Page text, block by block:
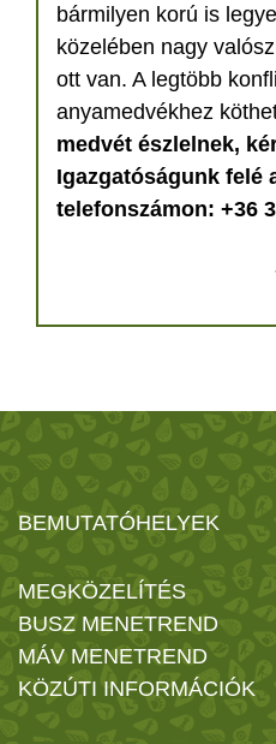
bármilyen korú is
közelében nagy
ott van. A legtöbb
anyamedvékhez
medvét észlelnek,
Igazgatóságunk felé
telefonszámon: +36
BEMUTATÓHELYEK
MEGKÖZELÍTÉS
BUSZ MENETREND
MÁV MENETREND
KÖZÚTI INFORMÁCIÓK